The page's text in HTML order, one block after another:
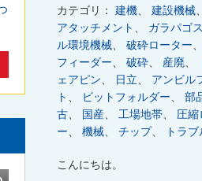
カテゴリ： 建機 建設機械
アタッチメント
ガラパゴス
ル環境機械
破砕ローター
フィーダー
破砕 産廃
ェアピン
日立 アンビル
ト
ビットフォルダー 部
古
国産 工場地帯 圧縮
ー
機械 チップ、 トラブ
こんにちは。